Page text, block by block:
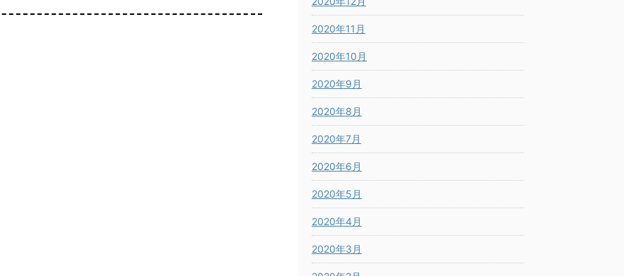
2020年11月
2020年10月
2020年9月
2020年8月
2020年7月
2020年6月
2020年5月
2020年4月
2020年3月